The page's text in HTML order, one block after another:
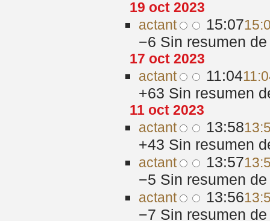
19 oct 2023
actant 15:07
−6 Sin resumen
17 oct 2023
actant 11:04
+63 Sin resumen
11 oct 2023
actant 13:58
+43 Sin resumen
actant 13:57
−5 Sin resumen
actant 13:56
−7 Sin resumen